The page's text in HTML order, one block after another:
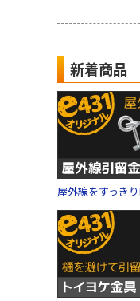
新着商品
屋外線をすっき